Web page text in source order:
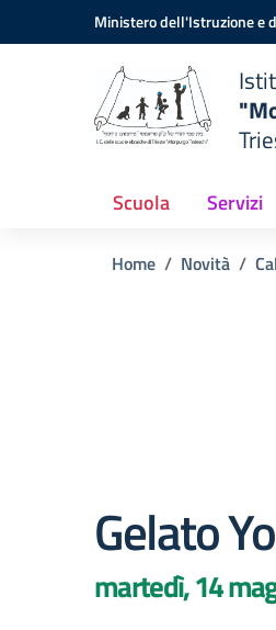
Vai ai contenuti
Vai al menu di navigazione
Ministero dell'Istruzione e
Scuola Servizi
Home Novità
Gelato
martedì, 14